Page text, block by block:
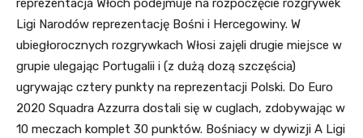
reprezentacja Włoch podejmuje na rozpoczęcie rozgrywek
Ligi Narodów reprezentację Bośni i Hercegowiny. W
ubiegłorocznych rozgrywkach Włosi zajęli drugie miejsce w
grupie ulegając Portugalii i (z dużą dozą szczęścia)
ugrywając cztery punkty na reprezentacji Polski. Do Euro
2020 Squadra Azzurra dostali się w cuglach, zdobywając w
10 meczach komplet 30 punktów. Bośniacy w dywizji A Ligi